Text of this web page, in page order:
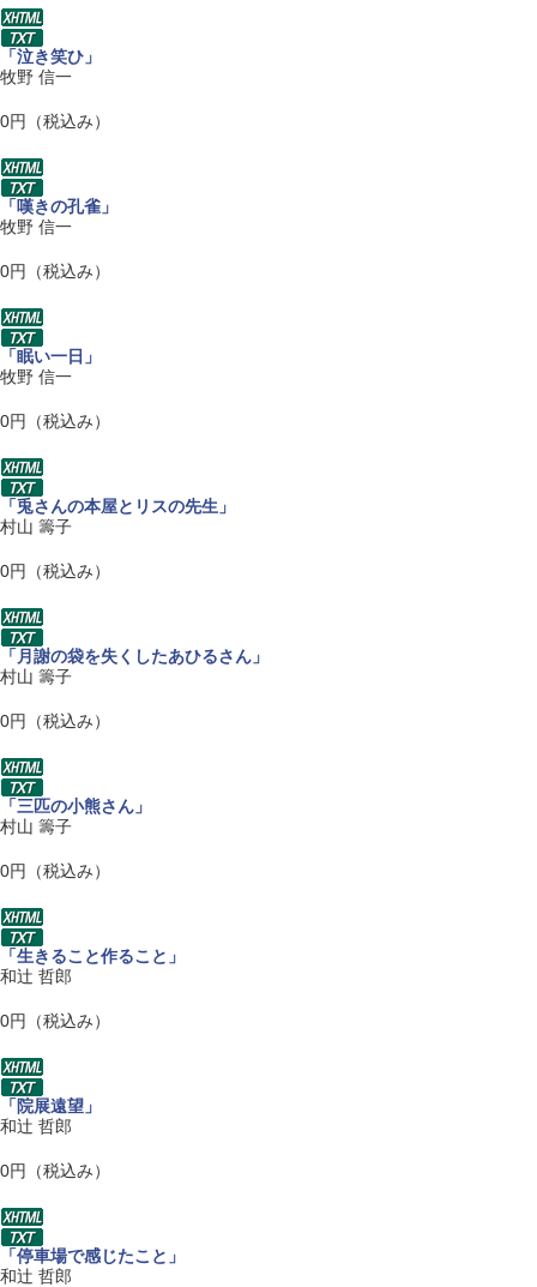
「泣き笑ひ」
牧野 信一
0円（税込み）
「嘆きの孔雀」
牧野 信一
0円（税込み）
「眠い一日」
牧野 信一
0円（税込み）
「兎さんの本屋とリスの先生」
村山 籌子
0円（税込み）
「月謝の袋を失くしたあひるさん」
村山 籌子
0円（税込み）
「三匹の小熊さん」
村山 籌子
0円（税込み）
「生きること作ること」
和辻 哲郎
0円（税込み）
「院展遠望」
和辻 哲郎
0円（税込み）
「停車場で感じたこと」
和辻 哲郎